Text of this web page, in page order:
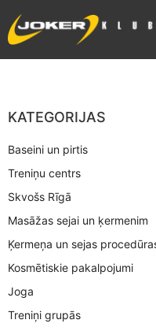
KATEGORIJAS
Baseini un pirtis
Treniņu centrs
Skvošs Rīgā
Masāžas sejai un ķermenim
Ķermeņa un sejas
Kosmētiskie pakalpojumi
Joga
Treniņi grupās